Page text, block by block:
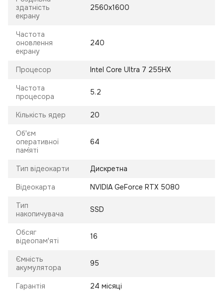
здатність
екрану
2560x1600
Частота
оновлення
екрану
240
Процесор Intel Core Ultra 7 255HX
Частота
процесора
5.2
Кількість ядер 20
Об'єм
оперативної
пам`яті
64
Тип відеокарти Дискретна
Відеокарта NVIDIA GeForce RTX 5080
Тип
накопичувача
SSD
Обсяг
відеопам'яті
16
Ємність
акумулятора
95
Гарантія 24 місяці